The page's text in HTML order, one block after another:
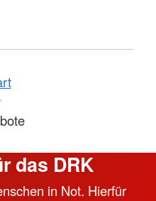
das DRK
in Not. Hierfür